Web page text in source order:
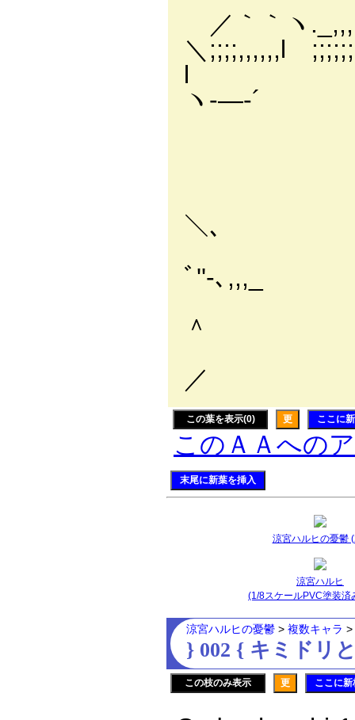
／｀｀ヽ
＼
l
ヽ-
＼
ﾞ''‐､
＾
この葉を表示(0) 更 ここに
このＡＡへの
末尾に新葉を挿入
涼宮ハルヒの憂鬱
涼宮ハルヒ
(1/8スケールPVC塗装済
涼宮ハルヒの憂鬱 > 複数キャラ >
} 002 { キミドリ
この枝のみ表示 更 ここに